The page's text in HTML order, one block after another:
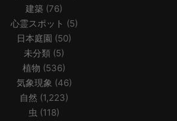
建築 (76)
心霊スポット (5)
日本庭園 (50)
未分類 (5)
植物 (536)
気象現象 (46)
自然 (1,223)
虫 (118)